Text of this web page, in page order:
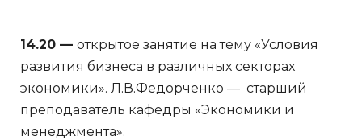
14.20 — открытое занятие на тему «Условия
развития бизнеса в различных секторах
экономики». Л.В.Федорченко — старший
преподаватель кафедры «Экономики и
менеджмента».